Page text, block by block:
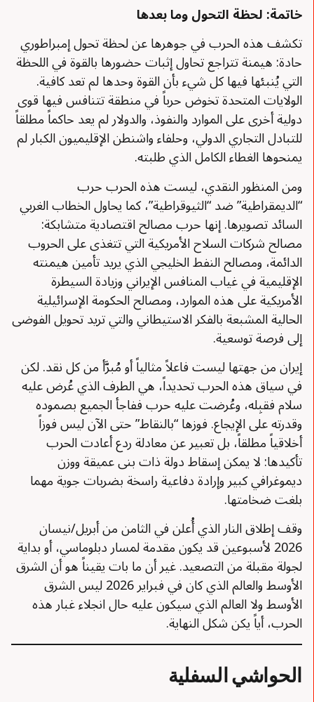
خاتمة: لحظة التحول وما بعدها
تكشف هذه الحرب في جوهرها عن لحظة تحول إمبراطوري
حادة: هيمنة تتراجع تحاول إثبات حضورها بالقوة في اللحظة
التي يُنبئها فيها كل شيء بأن القوة وحدها لم تعد كافية.
الولايات المتحدة تخوض حرباً في منطقة تتنافس فيها قوى
دولية أخرى على الموارد والنفوذ، والدولار لم يعد حاكماً مطلقاً
للتبادل التجاري الدولي، وحلفاء واشنطن الإقليميون الكبار لم
يمنحوها الغطاء الكامل الذي طلبته.
ومن المنظور النقدي، ليست هذه الحرب حرب
“الديمقراطية” ضد “الثيوقراطية”، كما يحاول الخطاب الغربي
السائد تصويرها. إنها حرب مصالح اقتصادية متشابكة:
مصالح شركات السلاح الأمريكية التي تتغذى على الحروب
الدائمة، ومصالح النفط الخليجي الذي يريد تأمين هيمنته
الإقليمية في غياب المنافس الإيراني وزيادة السيطرة
الأمريكية على هذه الموارد، ومصالح الحكومة الإسرائيلية
الحالية المشبعة بالفكر الاستيطاني والتي تريد تحويل الفوضى
إلى فرصة توسعية.
إيران من جهتها ليست فاعلاً مثالياً أو مُبرَّأ من كل نقد. لكن
في سياق هذه الحرب تحديداً، هي الطرف الذي عُرض عليه
سلام فقبِله، وعُرضت عليه حرب ففاجأ الجميع بصموده
وقدرته على الإيجاع. فوزها “بالنقاط” حتى الآن ليس فوزاً
أخلاقياً مطلقاً، بل تعبير عن معادلة ردع أعادت الحرب
تأكيدها: لا يمكن إسقاط دولة ذات بنى عميقة ووزن
ديموغرافي كبير وإرادة دفاعية راسخة بضربات جوية مهما
بلغت ضخامتها.
وقف إطلاق النار الذي أُعلن في الثامن من أبريل/نيسان
2026 لأسبوعين قد يكون مقدمة لمسار دبلوماسي، أو بداية
لجولة مقبلة من التصعيد. غير أن ما بات يقيناً هو أن الشرق
الأوسط والعالم الذي كان في فبراير 2026 ليس الشرق
الأوسط ولا العالم الذي سيكون عليه حال انجلاء غبار هذه
الحرب، أياً يكن شكل النهاية.
الحواشي السفلية